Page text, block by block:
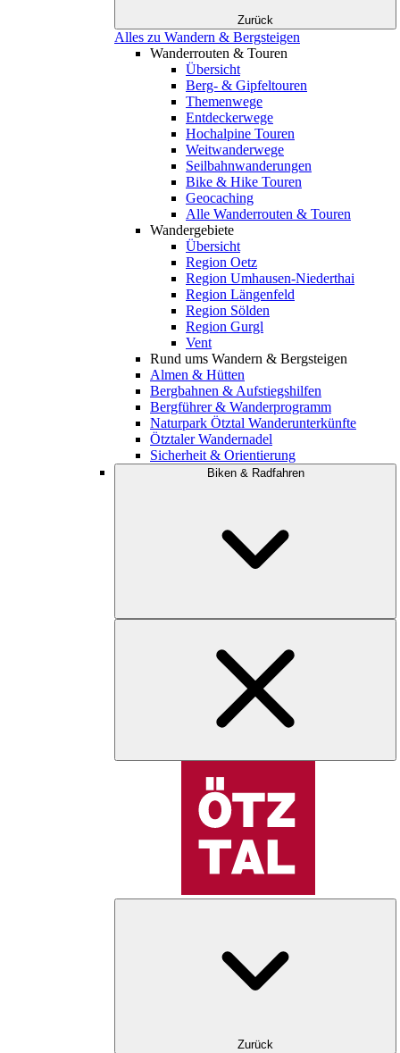
Zurück
Alles zu Wandern & Bergsteigen
Wanderrouten & Touren
Übersicht
Berg- & Gipfeltouren
Themenwege
Entdeckerwege
Hochalpine Touren
Weitwanderwege
Seilbahnwanderungen
Bike & Hike Touren
Geocaching
Alle Wanderrouten & Touren
Wandergebiete
Übersicht
Region Oetz
Region Umhausen-Niederthai
Region Längenfeld
Region Sölden
Region Gurgl
Vent
Rund ums Wandern & Bergsteigen
Almen & Hütten
Bergbahnen & Aufstiegshilfen
Bergführer & Wanderprogramm
Naturpark Ötztal Wanderunterkünfte
Ötztaler Wandernadel
Sicherheit & Orientierung
Biken & Radfahren
Zurück